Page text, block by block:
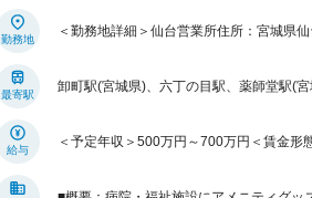
勤務地
＜勤務地詳細＞仙台営業所住所：宮城県
最寄駅
卸町駅(宮城県)、六丁の目駅、薬師堂駅(
給与
＜予定年収＞500万円～700万円＜賃金形